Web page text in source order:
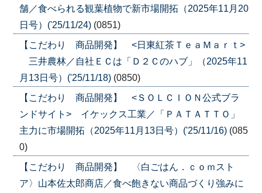
舗／食べられる観葉植物で新市場開拓（2025年11月20
日号）('25/11/24) (0851)
【こだわり 商品開発】 <日東紅茶ＴｅａＭａｒｔ>
三井農林／自社ＥＣは「Ｄ２Ｃのハブ」（2025年11
月13日号）('25/11/18) (0850)
【こだわり 商品開発】 <ＳＯＬＣＩＯＮ公式ブラ
ンドサイト> イケックス工業／「ＰＡＴＡＴＴＯ」
主力に市場開拓（2025年11月13日号）('25/11/16) (085
0)
【こだわり 商品開発】 〈白ごはん．ｃｏｍスト
ア〉山本佐太郎商店／食べ飽きない商品づくり強みに